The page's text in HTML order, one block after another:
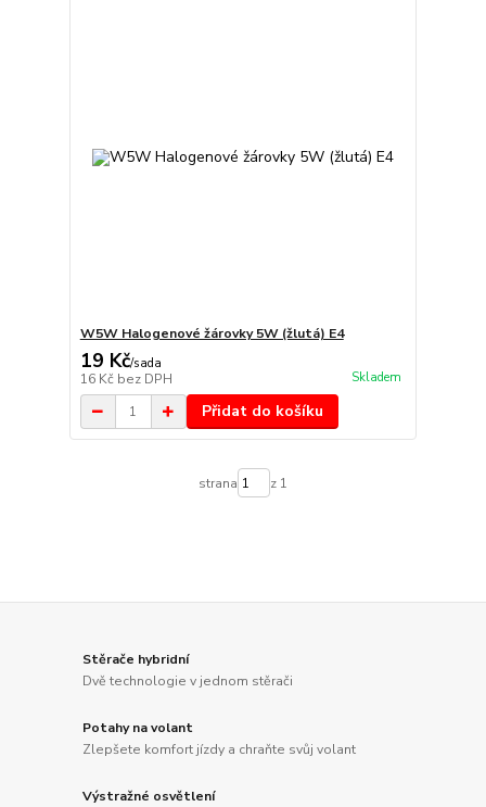
W5W Halogenové žárovky 5W (žlutá) E4
19 Kč/sada
16 Kč bez DPH Skladem
Přidat do košíku
strana z 1
Stěrače hybridní
Dvě technologie v jednom stěrači
Potahy na volant
Zlepšete komfort jízdy a chraňte svůj volant
Výstražné osvětlení